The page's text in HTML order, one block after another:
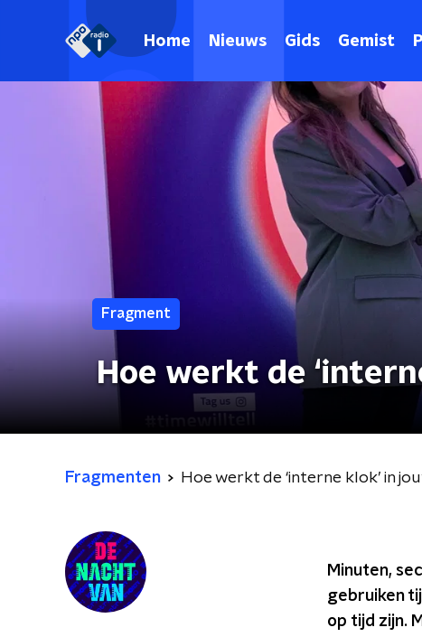
Home Nieuws Gids Gemist
Fragment
Hoe werkt de
Fragmenten Hoe werkt de ‘interne klok’ in
Minuten,
gebruiken
op tijd zijn.